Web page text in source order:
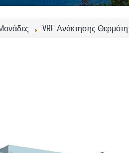
VRF Ανάκτησης